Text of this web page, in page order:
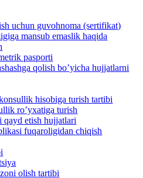
uchun guvohnoma (sertifikat)
mansub emaslik haqida
pasporti
qolish bo’yicha hujjatlarni
hisobiga turish tartibi
ro’yxatiga turish
etish hujjatlari
fuqaroligidan chiqish
olish tartibi